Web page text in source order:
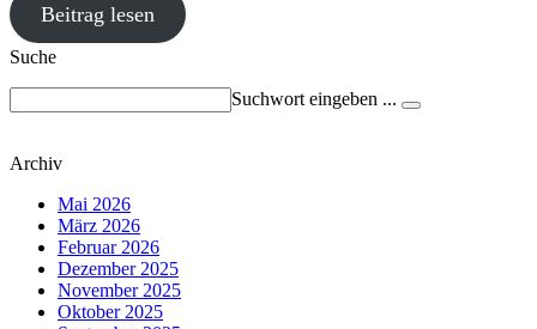
Beitrag lesen
Suche
Suchwort eingeben ...
Archiv
Mai 2026
März 2026
Februar 2026
Dezember 2025
November 2025
Oktober 2025